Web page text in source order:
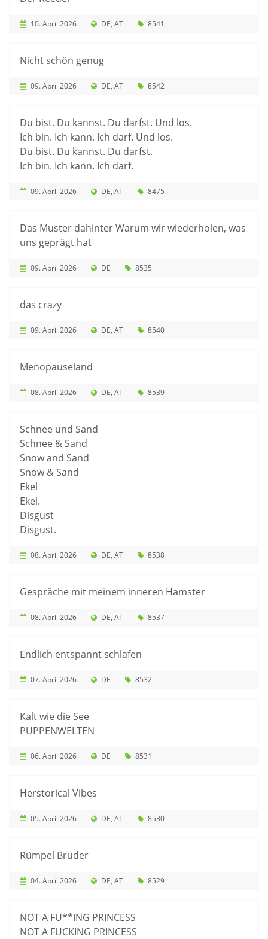
10. April 2026 DE AT 8541
Nicht schön genug
09. April 2026 DE AT 8542
Du bist. Du kannst. Du darfst. Und los.
Ich bin. Ich kann. Ich darf. Und los.
Du bist. Du kannst. Du darfst.
Ich bin. Ich kann. Ich darf.
09. April 2026 DE AT 8475
Das Muster dahinter Warum wir wiederholen, was
uns geprägt hat
09. April 2026 DE 8535
das crazy
09. April 2026 DE AT 8540
Menopauseland
08. April 2026 DE AT 8539
Schnee und Sand
Schnee & Sand
Snow and Sand
Snow & Sand
Ekel
Ekel.
Disgust
Disgust.
08. April 2026 DE AT 8538
Gespräche mit meinem inneren Hamster
08. April 2026 DE AT 8537
Endlich entspannt schlafen
07. April 2026 DE 8532
Kalt wie die See
PUPPENWELTEN
06. April 2026 DE 8531
Herstorical Vibes
05. April 2026 DE AT 8530
Rümpel Brüder
04. April 2026 DE AT 8529
NOT A FU**ING PRINCESS
NOT A FUCKING PRINCESS